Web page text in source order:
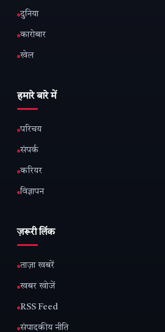
दुनिया
कारोबार
खेल
हमारे बारे में
परिचय
संपर्क
करियर
विज्ञापन
ज़रूरी लिंक
ताज़ा खबरें
खबर खोजें
RSS Feed
संपादकीय नीति